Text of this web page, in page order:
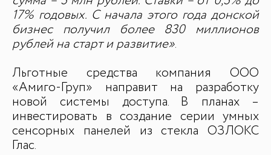
ДЛЯ СМИ
Медиакит
Контакты
17% годовых. С начала этого года донской
бизнес получил более 830 миллионов
рублей на старт и развитие».
Льготные средства компания ООО
«Амиго-Груп» направит на разработку
новой системы доступа. В планах –
инвестировать в создание серии умных
сенсорных панелей из стекла ОЗЛОКС
Глас.